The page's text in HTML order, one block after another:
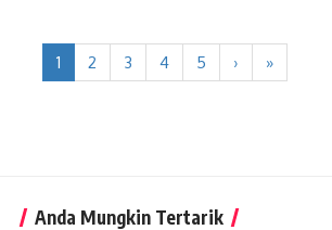
1 2 3 4 5 › »
Anda Mungkin Tertarik